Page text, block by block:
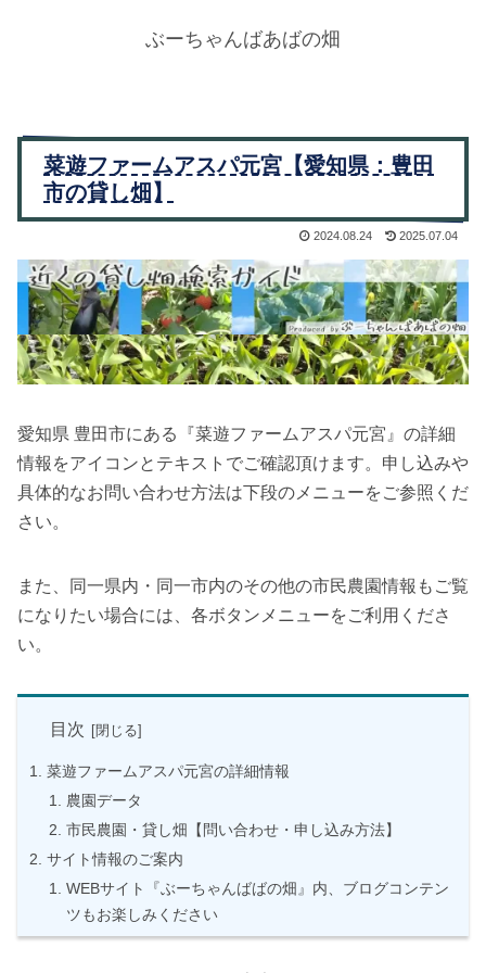
ぶーちゃんばあばの畑
菜遊ファームアスパ元宮【愛知県：豊田
市の貸し畑】
2024.08.24 2025.07.04
愛知県 豊田市にある『菜遊ファームアスパ元宮』の詳細
情報をアイコンとテキストでご確認頂けます。申し込みや
具体的なお問い合わせ方法は下段のメニューをご参照くだ
さい。
また、同一県内・同一市内のその他の市民農園情報もご覧
になりたい場合には、各ボタンメニューをご利用くださ
い。
目次
菜遊ファームアスパ元宮の詳細情報
農園データ
市民農園・貸し畑【問い合わせ・申し込み方法】
サイト情報のご案内
WEBサイト『ぶーちゃんばばの畑』内、ブログコンテン
ツもお楽しみください